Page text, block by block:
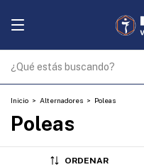
Inicio > Alternadores > Poleas
Poleas
ORDENAR